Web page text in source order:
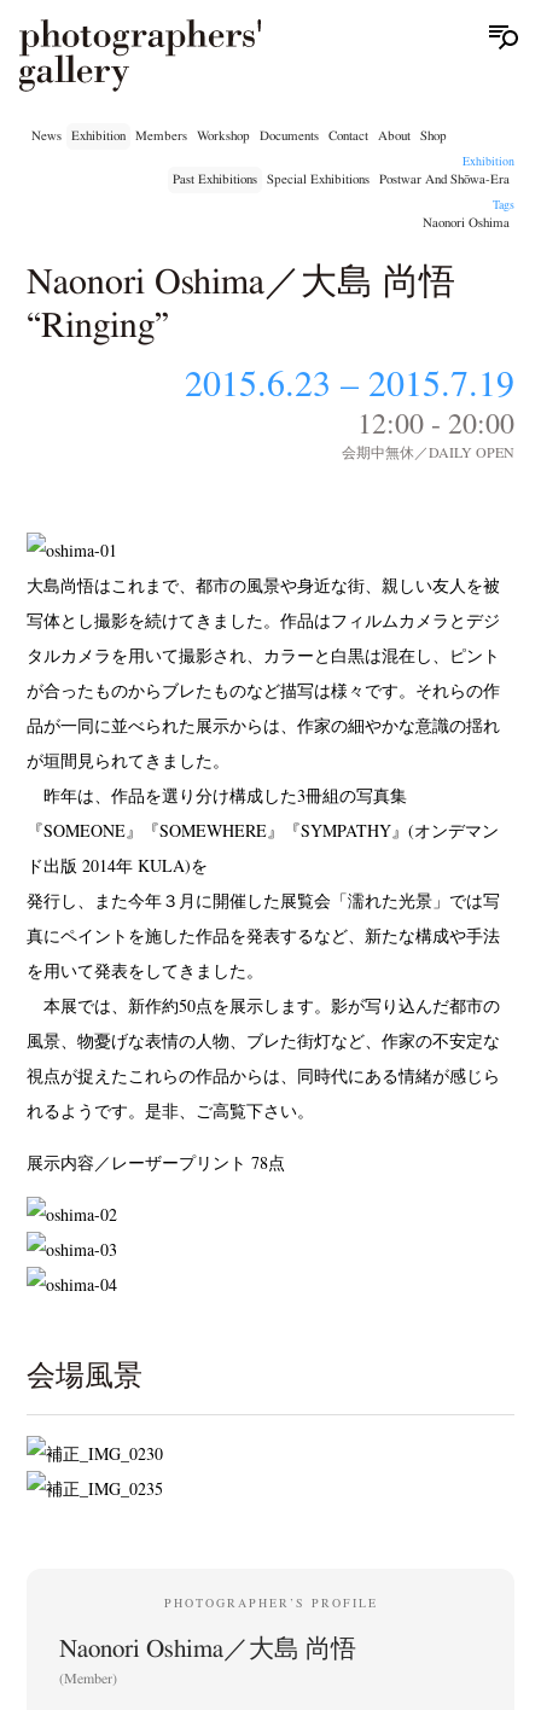
News Exhibition Members Workshop Documents Contact About Shop
Exhibition
Past Exhibitions Special Exhibitions Postwar And Shōwa-Era
Tags
Naonori Oshima
Naonori Oshima／大島 尚悟
“Ringing”
2015.6.23 – 2015.7.19
12:00 - 20:00
会期中無休／DAILY OPEN
大島尚悟はこれまで、都市の風景や身近な街、親しい友人を被
写体とし撮影を続けてきました。作品はフィルムカメラとデジ
タルカメラを用いて撮影され、カラーと白黒は混在し、ピント
が合ったものからブレたものなど描写は様々です。それらの作
品が一同に並べられた展示からは、作家の細やかな意識の揺れ
が垣間見られてきました。
昨年は、作品を選り分け構成した3冊組の写真集
『SOMEONE』『SOMEWHERE』『SYMPATHY』(オンデマン
ド出版 2014年 KULA)を
発行し、また今年３月に開催した展覧会「濡れた光景」では写
真にペイントを施した作品を発表するなど、新たな構成や手法
を用いて発表をしてきました。
本展では、新作約50点を展示します。影が写り込んだ都市の
風景、物憂げな表情の人物、ブレた街灯など、作家の不安定な
視点が捉えたこれらの作品からは、同時代にある情緒が感じら
れるようです。是非、ご高覧下さい。
展示内容／レーザープリント 78点
会場風景
PHOTOGRAPHER’S PROFILE
Naonori Oshima／大島 尚悟
(Member)